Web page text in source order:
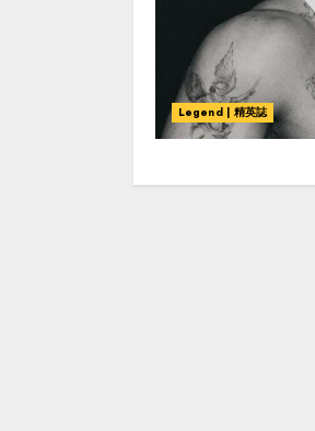
Legend | 精英誌